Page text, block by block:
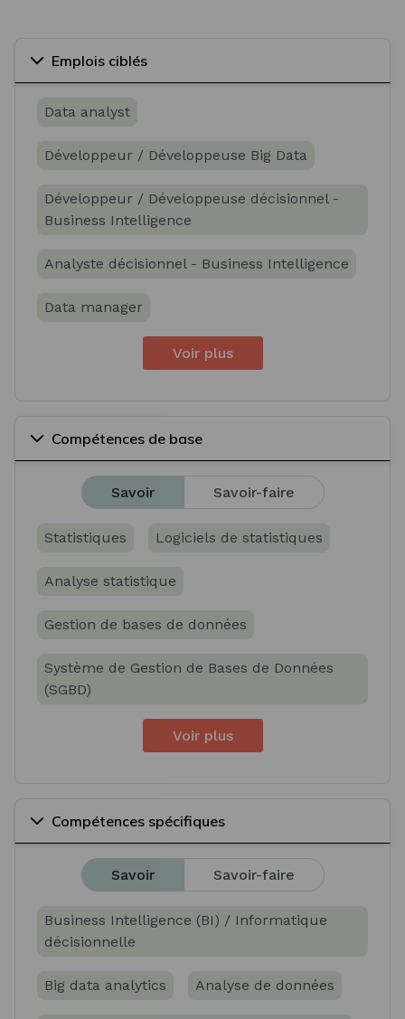
Emplois ciblés
Data analyst
Développeur / Développeuse Big Data
Développeur / Développeuse décisionnel -
Business Intelligence
Analyste décisionnel - Business Intelligence
Data manager
Voir plus
Compétences de base
Savoir Savoir-faire
Statistiques Logiciels de statistiques
Analyse statistique
Gestion de bases de données
Système de Gestion de Bases de Données
(SGBD)
Voir plus
Compétences spécifiques
Savoir Savoir-faire
Business Intelligence (BI) / Informatique
décisionnelle
Big data analytics Analyse de données